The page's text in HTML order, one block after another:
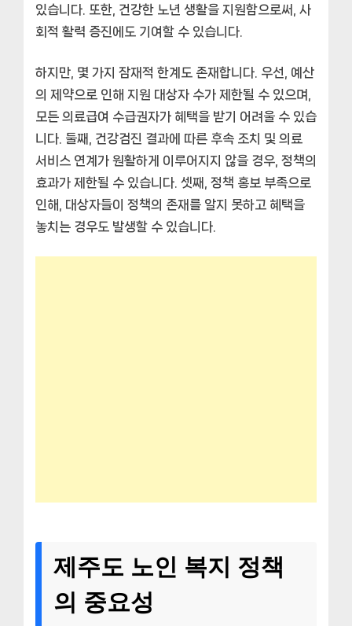
있습니다. 또한, 건강한 노년 생활을 지원함으로써, 사
회적 활력 증진에도 기여할 수 있습니다.
하지만, 몇 가지 잠재적 한계도 존재합니다. 우선, 예산
의 제약으로 인해 지원 대상자 수가 제한될 수 있으며,
모든 의료급여 수급권자가 혜택을 받기 어려울 수 있습
니다. 둘째, 건강검진 결과에 따른 후속 조치 및 의료
서비스 연계가 원활하게 이루어지지 않을 경우, 정책의
효과가 제한될 수 있습니다. 셋째, 정책 홍보 부족으로
인해, 대상자들이 정책의 존재를 알지 못하고 혜택을
놓치는 경우도 발생할 수 있습니다.
제주도 노인 복지 정책
의 중요성